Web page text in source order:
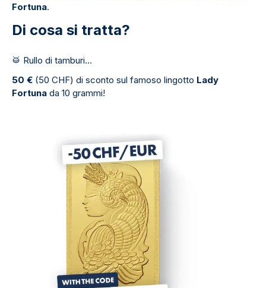
Fortuna.
Di cosa si tratta?
🥁 Rullo di tamburi…
50 € (50 CHF) di sconto sul famoso lingotto Lady
Fortuna da 10 grammi!